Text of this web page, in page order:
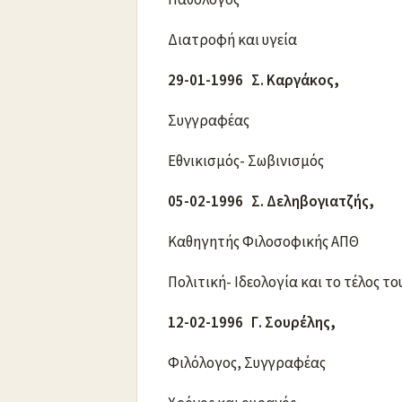
Διατροφή και υγεία
29-01-1996 Σ. Καργάκος,
Συγγραφέας
Εθνικισμός- Σωβινισμός
05-02-1996 Σ. Δεληβογιατζής,
Καθηγητής Φιλοσοφικής ΑΠΘ
Πολιτική- Ιδεολογία και το τέλος
12-02-1996 Γ. Σουρέλης,
Φιλόλογος, Συγγραφέας